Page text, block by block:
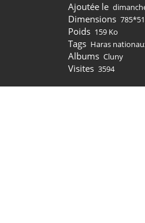
Ajoutée le
Dimensions
Poids 159 Ko
Tags Haras
Albums Cluny
Visites 3594